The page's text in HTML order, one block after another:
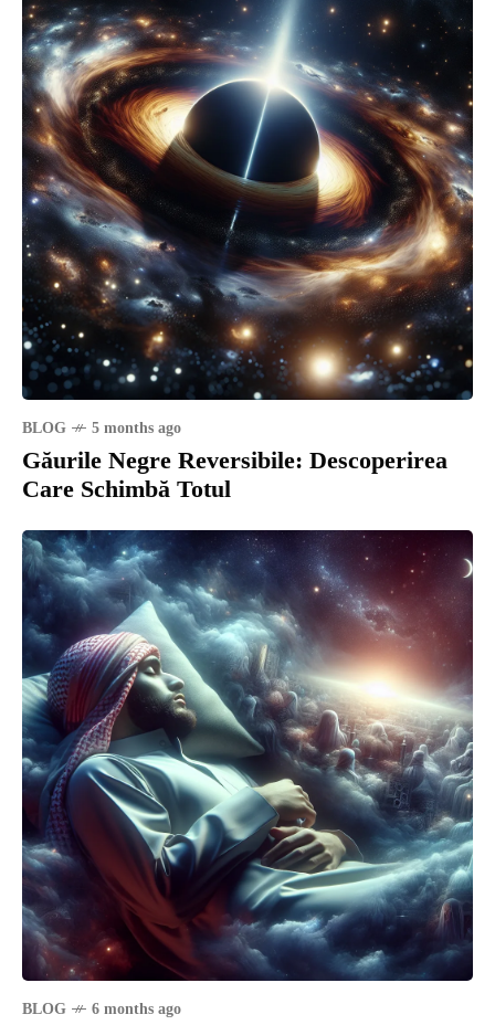
BLOG 5 months ago
Găurile Negre Reversibile: Descoperirea
Care Schimbă Totul
BLOG 6 months ago